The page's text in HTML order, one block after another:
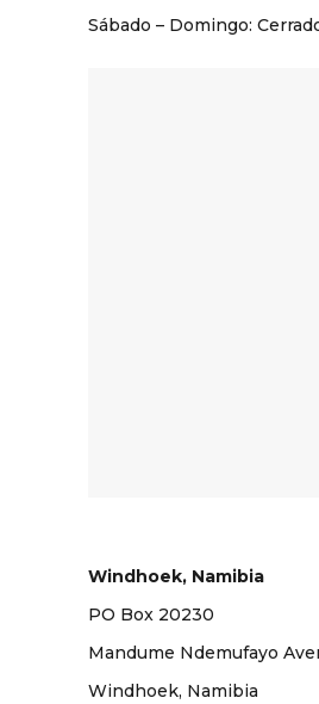
Sábado – Domingo:
Windhoek, Namibia
​PO Box 20230
Mandume Ndemufayo
Windhoek, Namibia